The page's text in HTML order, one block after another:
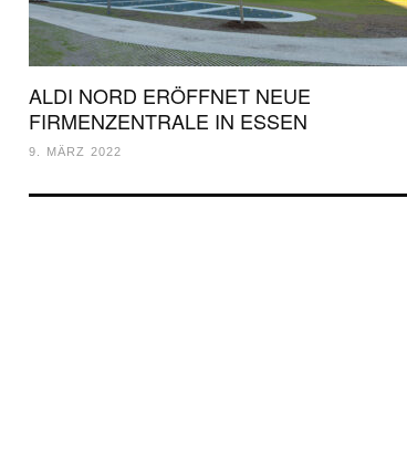
ALDI NORD ERÖFFNET NEUE
FIRMENZENTRALE IN ESSEN
9. MÄRZ 2022